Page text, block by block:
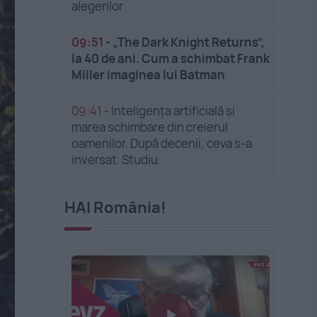
alegerilor
09:51 - „The Dark Knight Returns”,
la 40 de ani. Cum a schimbat Frank
Miller imaginea lui Batman
09:41 - Inteligența artificială și
marea schimbare din creierul
oamenilor. După decenii, ceva s-a
inversat. Studiu
HAI România!